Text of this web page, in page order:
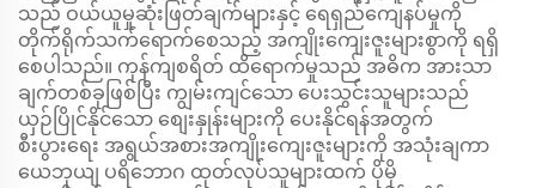
သည် ဝယ်ယူမှုဆုံးဖြတ်ချက်များနှင့် ရေရှည်ကျေနပ်မှုကို
တိုက်ရိုက်သက်ရောက်စေသည့် အကျိုးကျေးဇူးများစွာကို ရရှိ
စေပါသည်။ ကုန်ကျစရိတ် ထိရောက်မှုသည် အဓိက အားသာ
ချက်တစ်ခုဖြစ်ပြီး ကျွမ်းကျင်သော ပေးသွင်းသူများသည်
ယှဉ်ပြိုင်နိုင်သော စျေးနှုန်းများကို ပေးနိုင်ရန်အတွက်
စီးပွားရေး အရွယ်အစားအကျိုးကျေးဇူးများကို အသုံးချကာ
ယေဘုယျ ပရိဘောဂ ထုတ်လုပ်သူများထက် ပိုမို